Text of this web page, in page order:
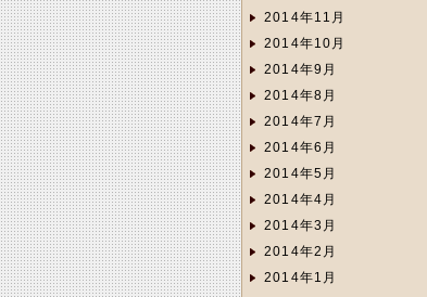
2014年11月
2014年10月
2014年9月
2014年8月
2014年7月
2014年6月
2014年5月
2014年4月
2014年3月
2014年2月
2014年1月